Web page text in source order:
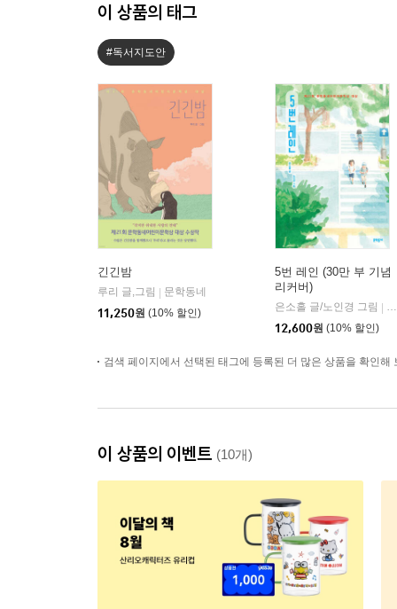
이 상품의 태그
#독서지도안
긴긴밤
루리 글,그림
문학동네
11,250원 (10% 할인)
5번 레인 (30만 부 기념
리커버)
은소홀 글/노인경 그림
12,600원 (10% 할인)
검색 페이지에서 선택된 태그에 등록된 더 많은 상품을 확인해
이 상품의 이벤트 (10개)